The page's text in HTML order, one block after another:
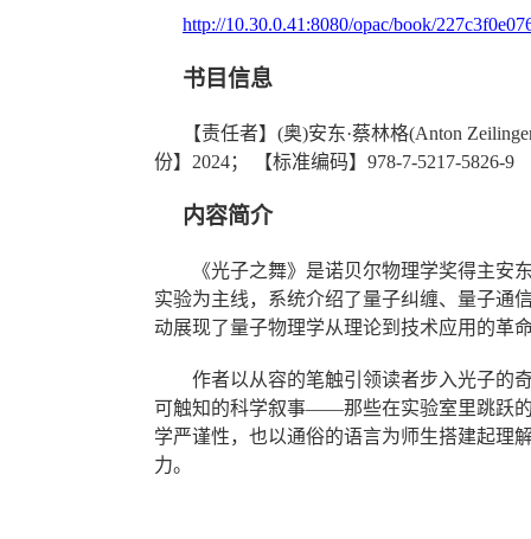
http://10.30.0.41:8080/opac/book/
书目信息
【责任者】 (奥)安东·蔡林格(Anton
份】 2024； 【标准编码】 978-7-5217-5826-9
内容简介
《光子之舞》是诺贝尔物理学奖得主安
实验为主线，系统介绍了量子纠缠、量子通
动展现了量子物理学从理论到技术应用的革
作者以从容的笔触引领读者步入光子的
可触知的科学叙事——那些在实验室里跳跃
学严谨性， 也以通俗的语言为师生搭建起理
力。